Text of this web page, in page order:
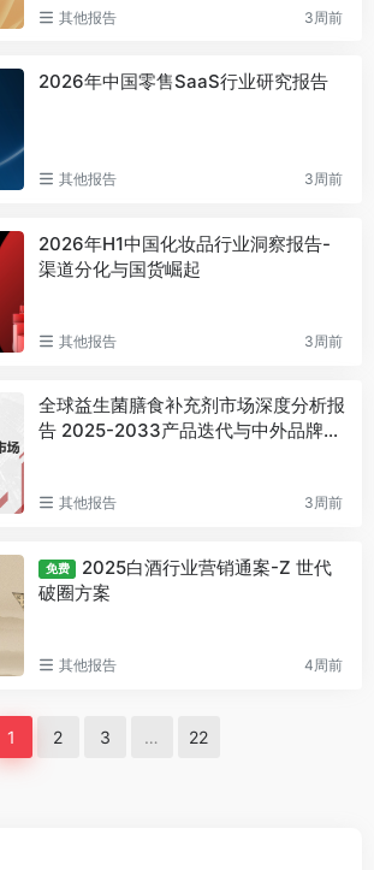
其他报告 3周前
2026年中国零售SaaS行业研究报告
其他报告 3周前
2026年H1中国化妆品行业洞察报告-
渠道分化与国货崛起
其他报告 3周前
全球益生菌膳食补充剂市场深度分析报
告 2025-2033产品迭代与中外品牌竞
其他报告 3周前
免费
2025白酒行业营销通案-Z 世代
破圈方案
其他报告 4周前
1 2 3 … 22